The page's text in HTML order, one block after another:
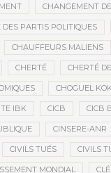
CHANGEMENT
DES PARTIS POLITIQUES
CHAUFFEURS MALIENS
CHERTÉ CHERTÉ
CHOGUEL
IBK CICB CICB
CINSERE-ANR
CIVILS TUÉS CIVILS
MONDIAL